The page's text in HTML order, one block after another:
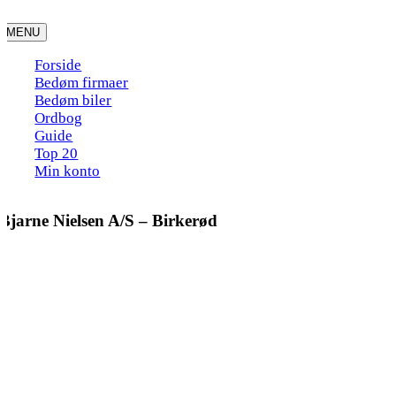
to
content
MENU
Forside
Bedøm firmaer
Bedøm biler
Ordbog
Guide
Top 20
Min konto
Nielsen A/S – Birkerød